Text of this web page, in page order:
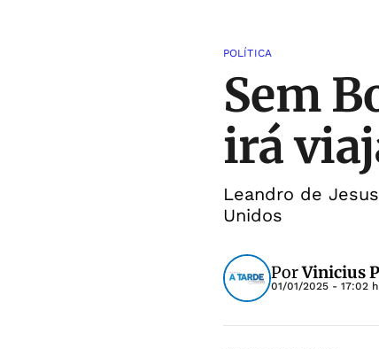
POLÍTICA
Sem
irá
Leandro de
Unidos
PorVinicius
01/01/2025 - 17:02 h